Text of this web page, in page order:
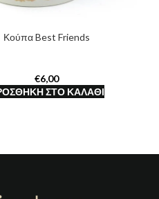
Κούπα Best Friends
€
ΣΤΟ ΚΑΛΆΘΙ